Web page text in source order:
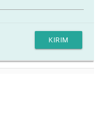
KIRIM